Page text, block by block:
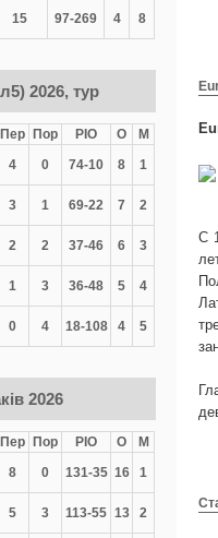
15 97-269 4 8
2026, тур
Пер Пор РІО О
М
4 0 74-10 8
1
3 1 69-22 7
2
2 2 37-46 6
3
1 3 36-48 5
4
0 4 18-108 4 5
2026
Пер Пор РІО О
М
8 0 131-35 16
1
5 3 113-55 13
2
C